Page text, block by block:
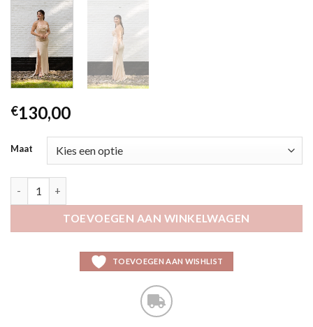
€130,00
Maat
TOEVOEGEN AAN WINKELWAGEN
TOEVOEGEN AAN WISHLIST